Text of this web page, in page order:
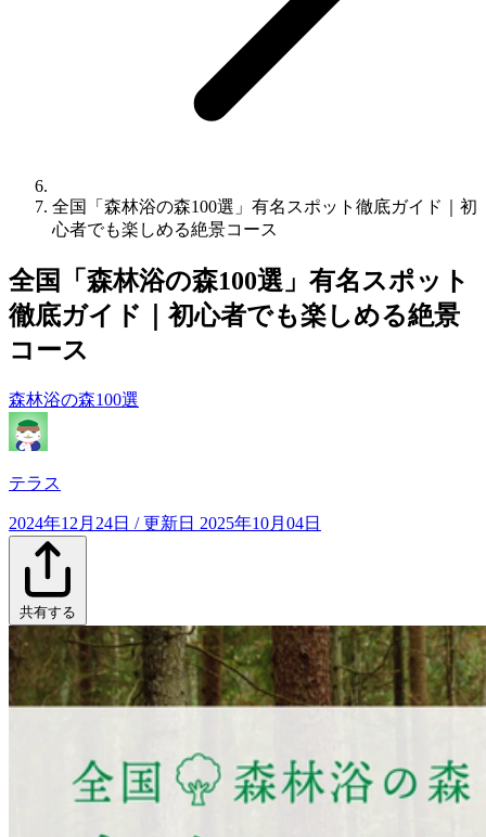
全国「森林浴の森100選」有名スポット徹底ガイド｜初
心者でも楽しめる絶景コース
全国「森林浴の森100選」有名スポット
徹底ガイド｜初心者でも楽しめる絶景
コース
森林浴の森100選
テラス
2024年12月24日 / 更新日 2025年10月04日
共有する